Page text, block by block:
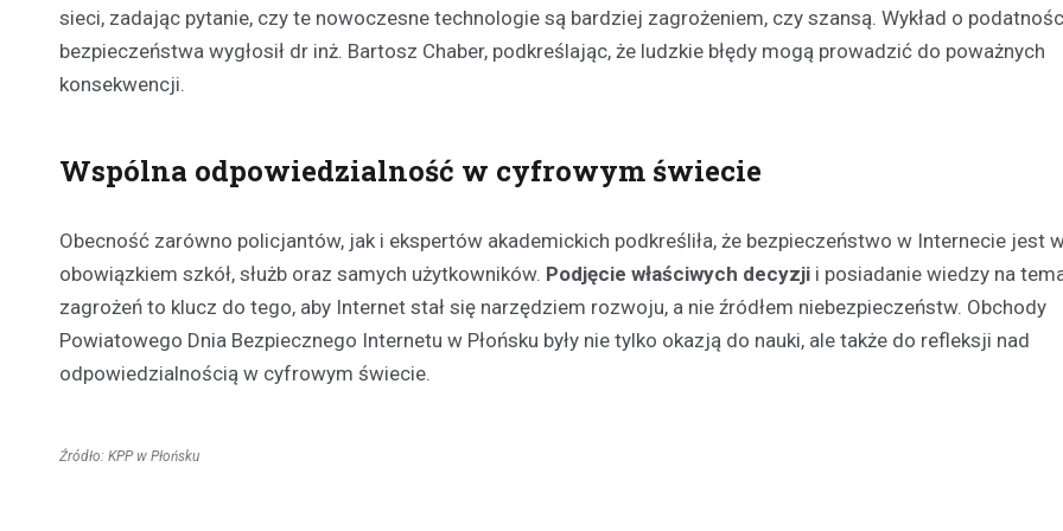
sieci, zadając pytanie, czy te nowoczesne technologie są bardziej zagrożeniem, czy szansą. Wykład o
bezpieczeństwa wygłosił dr inż. Bartosz Chaber, podkreślając, że ludzkie błędy mogą prowadzić do poważnych
konsekwencji.
Wspólna odpowiedzialność w cyfrowym świecie
Obecność zarówno policjantów, jak i ekspertów akademickich podkreśliła, że bezpieczeństwo w Internecie jest
obowiązkiem szkół, służb oraz samych użytkowników. Podjęcie właściwych decyzji i posiadanie wiedzy na
zagrożeń to klucz do tego, aby Internet stał się narzędziem rozwoju, a nie źródłem niebezpieczeństw. Obchody
Powiatowego Dnia Bezpiecznego Internetu w Płońsku były nie tylko okazją do nauki, ale także do refleksji nad
odpowiedzialnością w cyfrowym świecie.
Źródło: KPP w Płońsku